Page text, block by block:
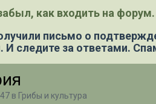
как входить на
письмо о
следите за ответами.
в Грибы и культура